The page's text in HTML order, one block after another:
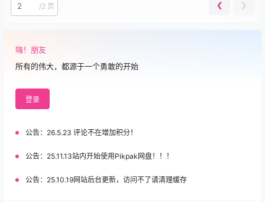
/2 页 ❮ ❯
嗨！朋友
所有的伟大，都源于一个勇敢的开始
登录
公告： 26.5.23 评论不在增加积分！
公告： 25.11.13站内开始使用Pikpak网盘！！！
公告： 25.10.19网站后台更新，访问不了请清理缓存